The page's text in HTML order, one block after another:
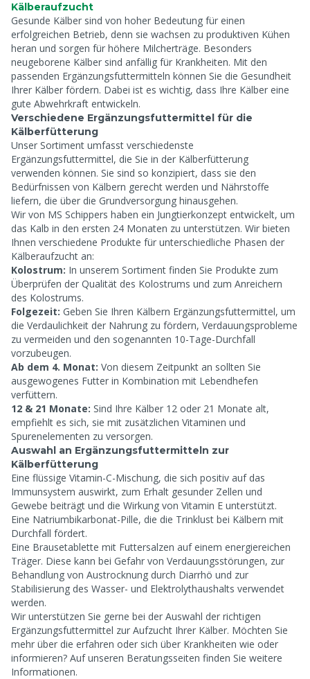
Kälberaufzucht
Gesunde Kälber sind von hoher Bedeutung für einen
erfolgreichen Betrieb, denn sie wachsen zu produktiven Kühen
heran und sorgen für höhere Milcherträge. Besonders
neugeborene Kälber sind anfällig für Krankheiten. Mit den
passenden Ergänzungsfuttermitteln können Sie die Gesundheit
Ihrer Kälber fördern. Dabei ist es wichtig, dass Ihre Kälber eine
gute Abwehrkraft entwickeln.
Verschiedene Ergänzungsfuttermittel für die
Kälberfütterung
Unser Sortiment umfasst verschiedenste
Ergänzungsfuttermittel, die Sie in der Kälberfütterung
verwenden können. Sie sind so konzipiert, dass sie den
Bedürfnissen von Kälbern gerecht werden und Nährstoffe
liefern, die über die Grundversorgung hinausgehen.
Wir von MS Schippers haben ein Jungtierkonzept entwickelt, um
das Kalb in den ersten 24 Monaten zu unterstützen. Wir bieten
Ihnen verschiedene Produkte für unterschiedliche Phasen der
Kälberaufzucht an:
Kolostrum: In unserem Sortiment finden Sie Produkte zum
Überprüfen der Qualität des Kolostrums und zum Anreichern
des Kolostrums.
Folgezeit: Geben Sie Ihren Kälbern Ergänzungsfuttermittel, um
die Verdaulichkeit der Nahrung zu fördern, Verdauungsprobleme
zu vermeiden und den sogenannten 10-Tage-Durchfall
vorzubeugen.
Ab dem 4. Monat: Von diesem Zeitpunkt an sollten Sie
ausgewogenes Futter in Kombination mit Lebendhefen
verfüttern.
12 & 21 Monate: Sind Ihre Kälber 12 oder 21 Monate alt,
empfiehlt es sich, sie mit zusätzlichen Vitaminen und
Spurenelementen zu versorgen.
Auswahl an Ergänzungsfuttermitteln zur
Kälberfütterung
Eine flüssige Vitamin-C-Mischung, die sich positiv auf das
Immunsystem auswirkt, zum Erhalt gesunder Zellen und
Gewebe beiträgt und die Wirkung von Vitamin E unterstützt.
Eine Natriumbikarbonat-Pille, die die Trinklust bei Kälbern mit
Durchfall fördert.
Eine Brausetablette mit Futtersalzen auf einem energiereichen
Träger. Diese kann bei Gefahr von Verdauungsstörungen, zur
Behandlung von Austrocknung durch Diarrhö und zur
Stabilisierung des Wasser- und Elektrolythaushalts verwendet
werden.
Wir unterstützen Sie gerne bei der Auswahl der richtigen
Ergänzungsfuttermittel zur Aufzucht Ihrer Kälber. Möchten Sie
mehr über die erfahren oder sich über Krankheiten wie oder
informieren? Auf unseren Beratungsseiten finden Sie weitere
Informationen.